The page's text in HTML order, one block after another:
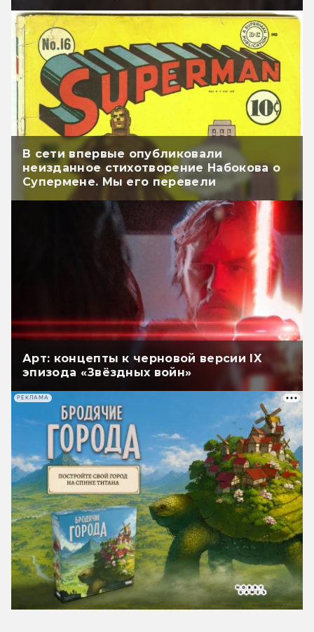
В сети впервые опубликовали
неизданное стихотворение Набокова о
Супермене. Мы его перевели
Арт: концепты к черновой версии IX
эпизода «Звёздных войн»
РЕКЛАМА